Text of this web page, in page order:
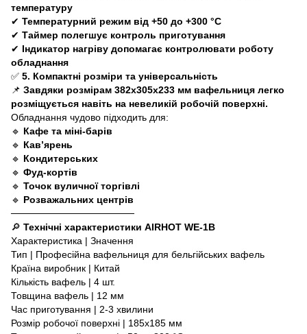
температуру
✔ Температурний режим від +50 до +300 °C
✔ Таймер полегшує контроль приготування
✔ Індикатор нагріву допомагає контролювати роботу
обладнання
✅ 5. Компактні розміри та універсальність
📌 Завдяки розмірам 382x305x233 мм вафельниця легко
розміщується навіть на невеликій робочій поверхні.
Обладнання чудово підходить для:
🔹 Кафе та міні-барів
🔹 Кав’ярень
🔹 Кондитерських
🔹 Фуд-кортів
🔹 Точок вуличної торгівлі
🔹 Розважальних центрів
──────────────────
🔎 Технічні характеристики AIRHOT WE-1B
Характеристика | Значення
Тип | Професійна вафельниця для бельгійських вафель
Країна виробник | Китай
Кількість вафель | 4 шт.
Товщина вафель | 12 мм
Час приготування | 2-3 хвилини
Розмір робочої поверхні | 185x185 мм